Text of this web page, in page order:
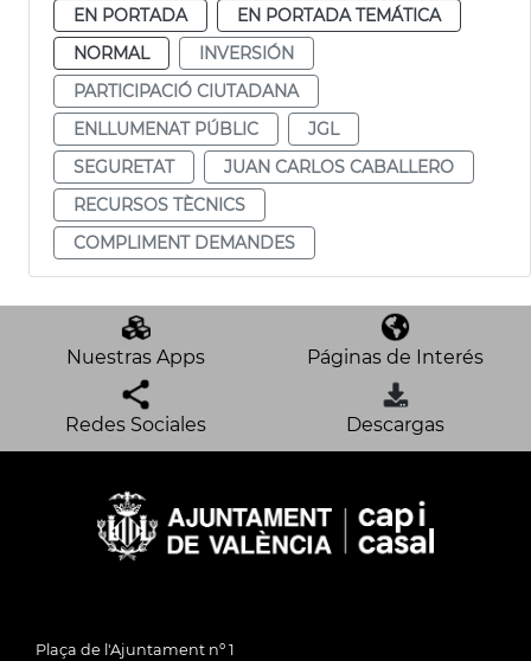
EN PORTADA
EN PORTADA TEMÁTICA
NORMAL
INVERSIÓN
PARTICIPACIÓ CIUTADANA
ENLLUMENAT PÚBLIC
JGL
SEGURETAT
JUAN CARLOS CABALLERO
RECURSOS TÈCNICS
COMPLIMENT DEMANDES
Nuestras Apps Páginas de Interés
Redes Sociales Descargas
Plaça de l'Ajuntament nº 1